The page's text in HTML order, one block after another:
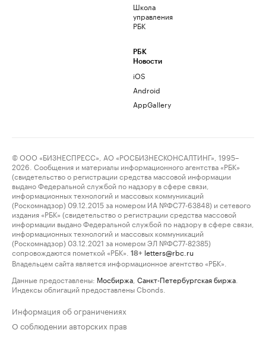
Школа
управления
РБК
РБК
Новости
iOS
Android
AppGallery
© ООО «БИЗНЕСПРЕСС», АО «РОСБИЗНЕСКОНСАЛТИНГ», 1995–
2026. Сообщения и материалы информационного агентства «РБК»
(свидетельство о регистрации средства массовой информации
выдано Федеральной службой по надзору в сфере связи,
информационных технологий и массовых коммуникаций
(Роскомнадзор) 09.12.2015 за номером ИА №ФС77-63848) и сетевого
издания «РБК» (свидетельство о регистрации средства массовой
информации выдано Федеральной службой по надзору в сфере связи,
информационных технологий и массовых коммуникаций
(Роскомнадзор) 03.12.2021 за номером ЭЛ №ФС77-82385)
сопровождаются пометкой «РБК».
18+ letters@rbc.ru
Владельцем сайта является информационное агентство «РБК».
Данные предоставлены: Мосбиржа Санкт-Петербургская биржа
Индексы облигаций предоставлены Cbonds.
Информация об ограничениях
О соблюдении авторских прав